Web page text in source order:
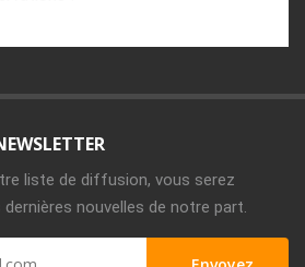
liste de diffusion, vous serez
nouvelles de notre part.